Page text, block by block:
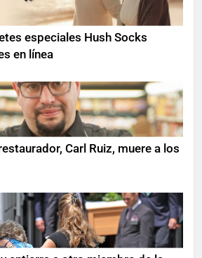
especiales Hush Socks
en línea
Carl Ruiz, muere a los